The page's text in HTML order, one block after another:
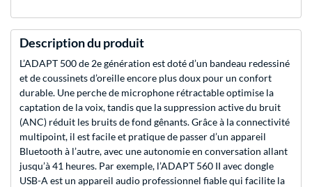
Description du produit
L’ADAPT 500 de 2e génération est doté d’un bandeau redessiné
et de coussinets d’oreille encore plus doux pour un confort
durable. Une perche de microphone rétractable optimise la
captation de la voix, tandis que la suppression active du bruit
(ANC) réduit les bruits de fond gênants. Grâce à la connectivité
multipoint, il est facile et pratique de passer d’un appareil
Bluetooth à l’autre, avec une autonomie en conversation allant
jusqu’à 41 heures. Par exemple, l’ADAPT 560 II avec dongle
USB-A est un appareil audio professionnel fiable qui facilite la